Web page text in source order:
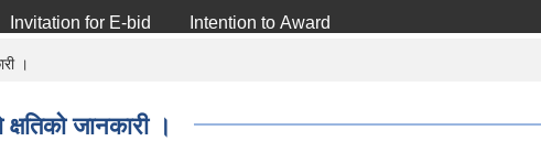
for E-bid Intention to Award
।
क्षतिकाे जानकारी ।